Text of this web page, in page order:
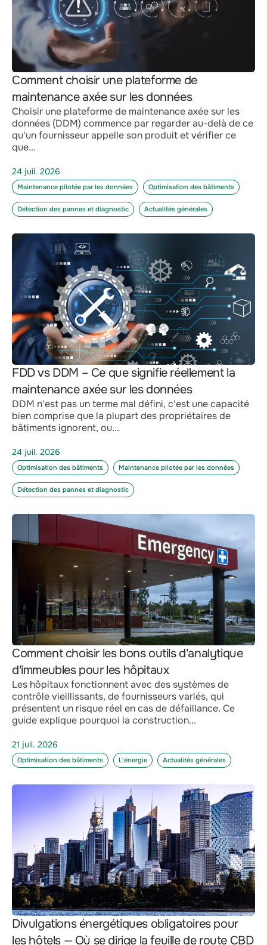
Comment choisir une plateforme de
maintenance axée sur les données
Choisir une plateforme de maintenance axée sur les
données (DDM) commence par regarder au-delà de ce
qu'un fournisseur appelle son produit et vérifier ce
que...
24 juil. 2026
Maintenance pilotée par les données Optimisation des bâtiments
Détection des pannes et diagnostic Actualités générales
FDD vs DDM – Ce que signifie réellement la
maintenance axée sur les données
DDM n'est pas un terme mal défini, c'est une capacité
bien comprise que la plupart des propriétaires de
bâtiments ignorent, ou...
24 juil. 2026
Optimisation des bâtiments Maintenance pilotée par les données
Détection des pannes et diagnostic
Comment choisir les bons outils d'analytique
d'immeubles pour les hôpitaux
Les hôpitaux fonctionnent avec des systèmes de
contrôle vieillissants, de fournisseurs variés, qui
présentent un risque réel en cas de défaillance. Ce
guide explique pourquoi la construction...
21 juil. 2026
Optimisation des bâtiments L'énergie Actualités générales
Divulgations énergétiques obligatoires pour
les hôtels — Où se dirige la feuille de route CBD